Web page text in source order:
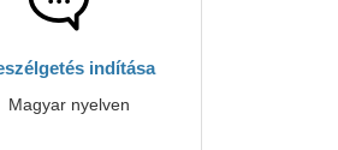
indítása
Magyar nyelven